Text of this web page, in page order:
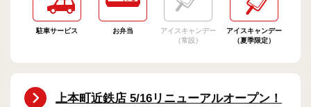
駐車サービス お弁当
アイスキャンデー
（常設）
アイスキャンデー
（夏季限定）
上本町近鉄店 5/16リニューアルオープン！